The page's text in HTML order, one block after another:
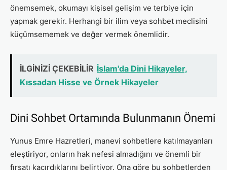
önemsemek, okumayı kişisel gelişim ve terbiye için
yapmak gerekir. Herhangi bir ilim veya sohbet meclisini
küçümsememek ve değer vermek önemlidir.
İLGİNİZİ ÇEKEBİLİR İslam'da Dini Hikayeler,
Kıssadan Hisse ve Örnek Hikayeler
Dini Sohbet Ortamında Bulunmanın Önemi
Yunus Emre Hazretleri, manevi sohbetlere katılmayanları
eleştiriyor, onların hak nefesi almadığını ve önemli bir
fırsatı kaçırdıklarını belirtiyor. Ona göre bu sohbetlerden